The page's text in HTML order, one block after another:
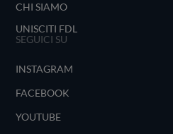
CHI SIAMO
UNISCITI FDL
SEGUICI SU
INSTAGRAM
FACEBOOK
YOUTUBE